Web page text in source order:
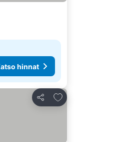
hinnat
Jaa
Lisää suosikkeihin